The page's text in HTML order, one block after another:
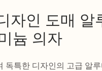
자인 도매 알
늄 의자
독특한 디자인의 고급 알